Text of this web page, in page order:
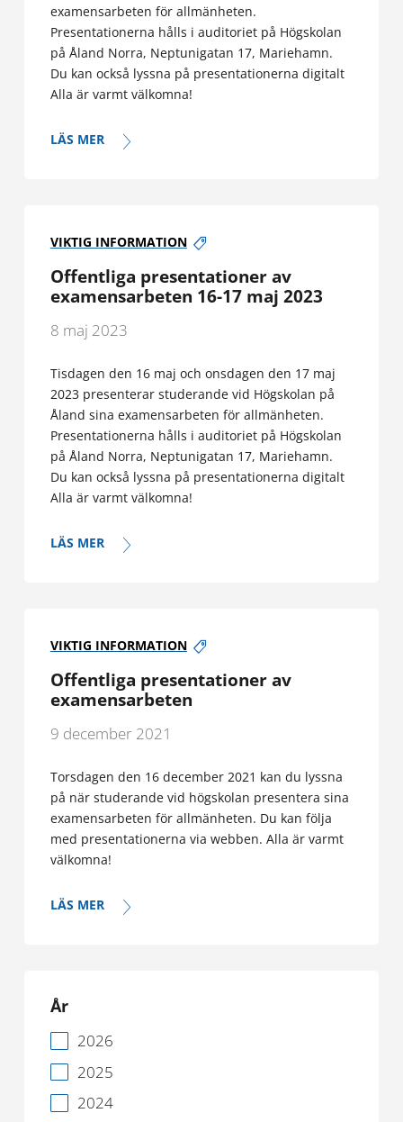
examensarbeten för allmänheten.
Presentationerna hålls i auditoriet på Högskolan
på Åland Norra, Neptunigatan 17, Mariehamn.
Du kan också lyssna på presentationerna digitalt
Alla är varmt välkomna!
LÄS MER
VIKTIG INFORMATION
Offentliga presentationer av
examensarbeten 16-17 maj 2023
8 maj 2023
Tisdagen den 16 maj och onsdagen den 17 maj
2023 presenterar studerande vid Högskolan på
Åland sina examensarbeten för allmänheten.
Presentationerna hålls i auditoriet på Högskolan
på Åland Norra, Neptunigatan 17, Mariehamn.
Du kan också lyssna på presentationerna digitalt
Alla är varmt välkomna!
LÄS MER
VIKTIG INFORMATION
Offentliga presentationer av
examensarbeten
9 december 2021
Torsdagen den 16 december 2021 kan du lyssna
på när studerande vid högskolan presentera sina
examensarbeten för allmänheten. Du kan följa
med presentationerna via webben. Alla är varmt
välkomna!
LÄS MER
År
2026
2025
2024